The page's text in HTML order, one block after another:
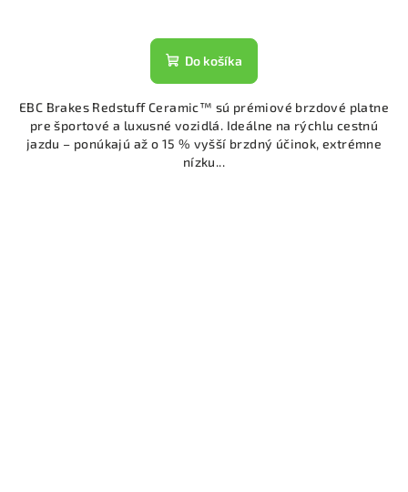
Do košíka
EBC Brakes Redstuff Ceramic™ sú prémiové brzdové platne
pre športové a luxusné vozidlá. Ideálne na rýchlu cestnú
jazdu – ponúkajú až o 15 % vyšší brzdný účinok, extrémne
nízku...